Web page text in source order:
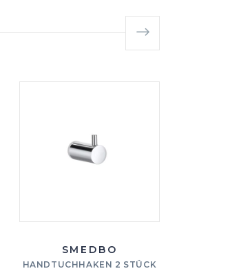
SMEDBO
HANDTUCHHAKEN 2 STÜCK